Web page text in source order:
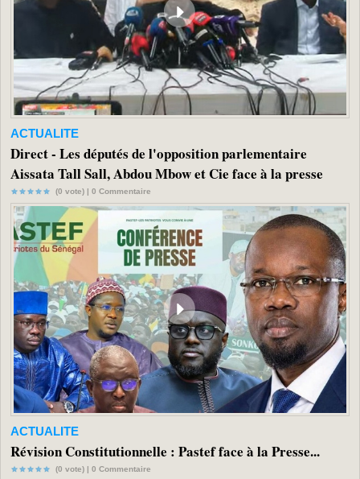
ACTUALITE
Direct - Les députés de l'opposition parlementaire
Aissata Tall Sall, Abdou Mbow et Cie face à la presse
(0 vote) | 0 Commentaire
ACTUALITE
Révision Constitutionnelle : Pastef face à la Presse...
(0 vote) | 0 Commentaire